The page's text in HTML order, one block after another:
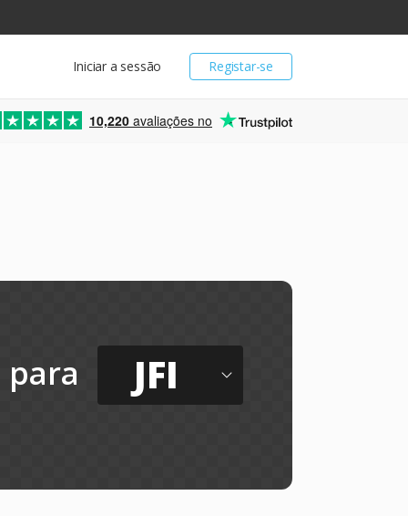
Registar-se
Iniciar a sessão
10,220 avaliações no
para JFI